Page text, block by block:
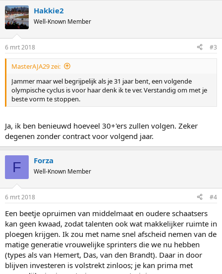
Hakkie2
Well-Known Member
6 mrt 2018 #3
MasterAJA29 zei:
Jammer maar wel begrijpelijk als je 31 jaar bent, een volgende
olympische cyclus is voor haar denk ik te ver. Verstandig om met je
beste vorm te stoppen.
Ja, ik ben benieuwd hoeveel 30+'ers zullen volgen. Zeker
degenen zonder contract voor volgend jaar.
F Forza
Well-Known Member
6 mrt 2018 #4
Een beetje opruimen van middelmaat en oudere schaatsers
kan geen kwaad, zodat talenten ook wat makkelijker ruimte in
ploegen krijgen. Ik zou met name snel afscheid nemen van de
matige generatie vrouwelijke sprinters die we nu hebben
(types als van Hemert, Das, van den Brandt). Daar in door
blijven investeren is volstrekt zinloos; je kan prima met